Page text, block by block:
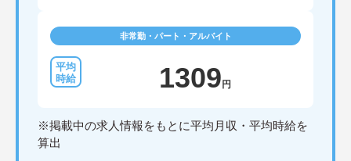
非常勤・パート・アルバイト
1309円
※掲載中の求人情報をもとに平均月収・平均時給を
算出